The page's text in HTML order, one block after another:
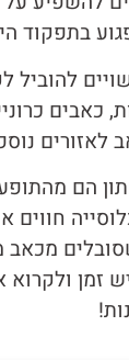
בתפקוד
להוביל
כאבים
לאזורים
הם
מכאב
זמן